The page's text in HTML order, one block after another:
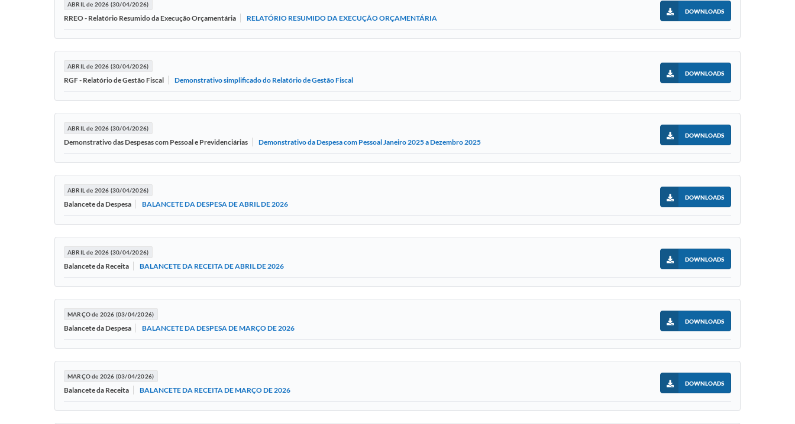
ABRIL de 2026 (30/04/2026)
RREO - Relatório Resumido da Execução Orçamentária RELATÓRIO RESUMIDO DA EXECUÇÃO ORÇAMENTÁRIA
DOWNLOADS
ABRIL de 2026 (30/04/2026)
RGF - Relatório de Gestão Fiscal Demonstrativo simplificado do Relatório de Gestão Fiscal
DOWNLOADS
ABRIL de 2026 (30/04/2026)
Demonstrativo das Despesas com Pessoal e Previdenciárias Demonstrativo da Despesa com Pessoal Janeiro 2025 a Dezembro 2025
DOWNLOADS
ABRIL de 2026 (30/04/2026)
Balancete da Despesa BALANCETE DA DESPESA DE ABRIL DE 2026
DOWNLOADS
ABRIL de 2026 (30/04/2026)
Balancete da Receita BALANCETE DA RECEITA DE ABRIL DE 2026
DOWNLOADS
MARÇO de 2026 (03/04/2026)
Balancete da Despesa BALANCETE DA DESPESA DE MARÇO DE 2026
DOWNLOADS
MARÇO de 2026 (03/04/2026)
Balancete da Receita BALANCETE DA RECEITA DE MARÇO DE 2026
DOWNLOADS